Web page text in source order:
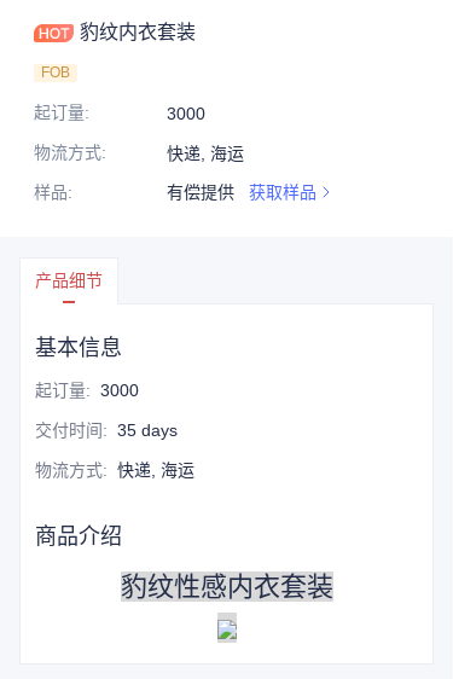
豹纹内衣套装
FOB
起订量:
3000
物流方式:
快递, 海运
样品: 有偿提供 获取样品
产品细节
基本信息
起订量: 3000
交付时间: 35 days
物流方式: 快递, 海运
商品介绍
豹纹性感内衣套装